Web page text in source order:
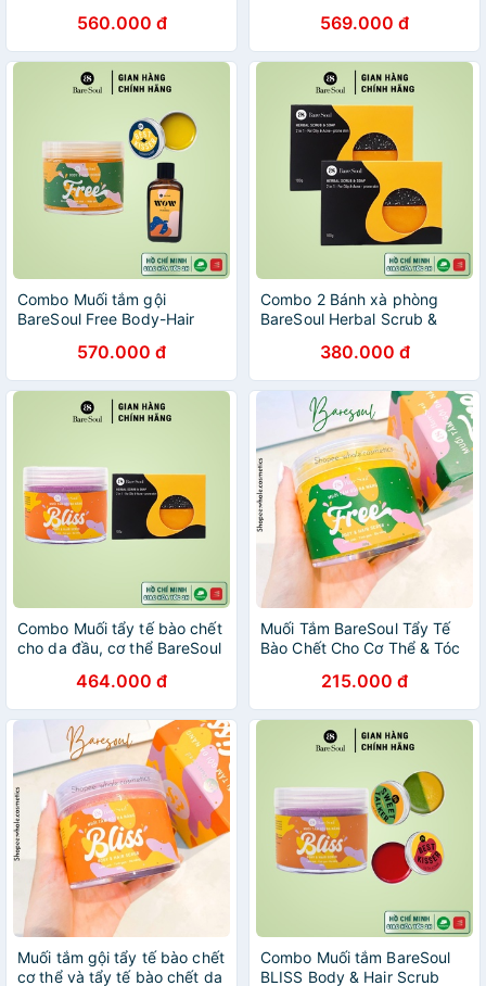
& Cheek 10g + Sweet Talker
lip scrub 20g
560.000 đ
WOW Dry Shampoo 50g +
Sweet Talker Lip Scrub 20g
569.000 đ
Combo Muối tắm gội
BareSoul Free Body-Hair
WOW Dry Shampoo 50g +
Son dưỡng Lip Balm & Mask
10g
570.000 đ
Combo 2 Bánh xà phòng
BareSoul Herbal Scrub &
380.000 đ
Combo Muối tẩy tế bào chết
cho da đầu, cơ thể BareSoul
300g + xà phòng Herbal
Scrub & Soap 100g
464.000 đ
Muối Tắm BareSoul Tẩy Tế
Bào Chết Cho Cơ Thể & Tóc
215.000 đ
Muối tắm gội tẩy tế bào chết
cơ thể và tẩy tế bào chết da
Combo Muối tắm BareSoul
BLISS Body & Hair Scrub